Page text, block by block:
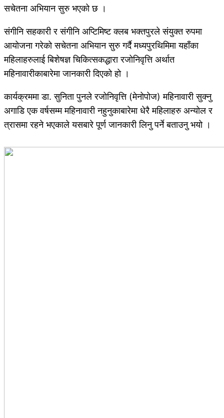
सचेतना अभियान सुरु भएको छ ।
संगीनि सहकारी र संगीनि अप्टिमिष्ट क्लब भक्तपुरले संयुक्त रुपमा
आयोजना गरेको सचेतना अभियान सुरु गर्दै मध्यपुरथिमिमा यहाँका
महिलाहरुलाई बिशेषज्ञ चिकित्सकद्धारा रजोनिवृत्ति अर्थात
महिनावारीकाबारेमा जानकारी दिएको हो ।
कार्यक्रममा डा. सुनिता पुनले रजोनिवृत्ति (मेनोपोज) महिनावारी सुक्नु
अगाडि एक वर्षसम्म महिनावारी नहुनुकाबारेमा धेरै महिलाहरु अन्योल र
त्रासमा रहने भएकाले यसबारे पूर्ण जानकारी लिनु पर्ने बताउनु भयो ।